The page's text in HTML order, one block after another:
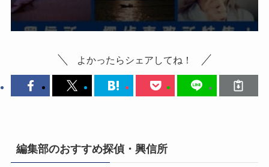
よかったらシェアしてね！
編集部のおすすめ探偵・興信所